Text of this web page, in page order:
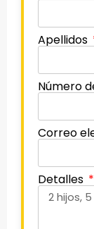
Apellidos
Número
Correo
Detalles